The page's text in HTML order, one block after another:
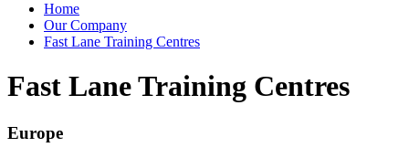
Home
Our Company
Fast Lane Training Centres
Fast Lane Training Centres
Europe